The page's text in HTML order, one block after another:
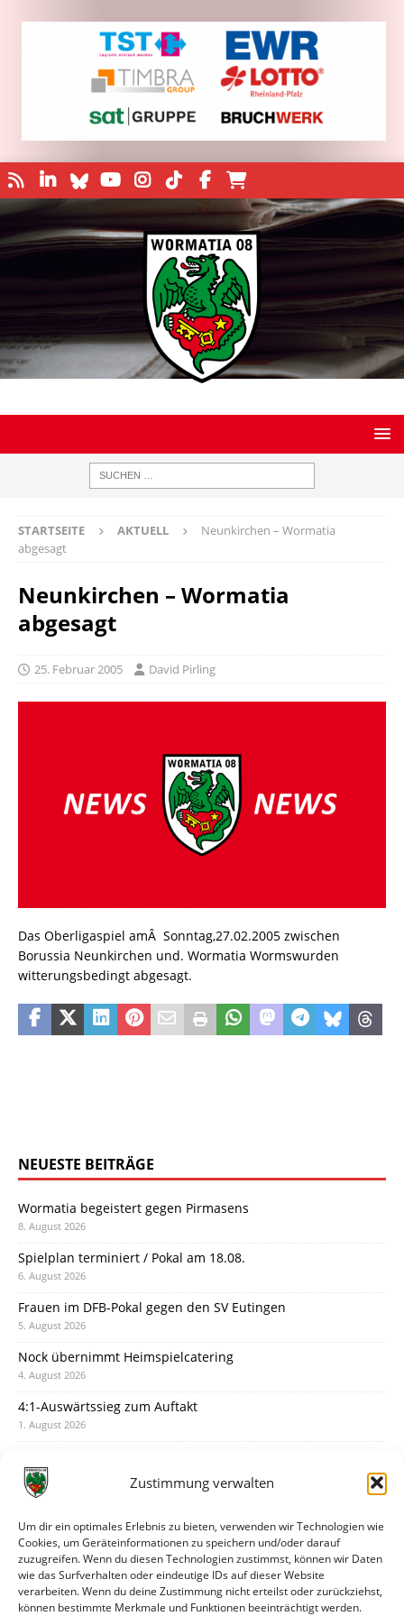
Zustimmung verwalten
Um dir ein optimales Erlebnis zu bieten, verwenden wir Technologien wie
Cookies, um Geräteinformationen zu speichern und/oder darauf
zuzugreifen. Wenn du diesen Technologien zustimmst, können wir Daten
wie das Surfverhalten oder eindeutige IDs auf dieser Website
verarbeiten. Wenn du deine Zustimmung nicht erteilst oder zurückziehst,
können bestimmte Merkmale und Funktionen beeinträchtigt werden.
STARTSEITE AKTUELL
Neunkirchen – Wormatia
abgesagt
Neunkirchen – Wormatia
abgesagt
25. Februar 2005 David Pirling
Das Oberligaspiel amÂ Sonntag,27.02.2005 zwischen
Borussia Neunkirchen und. Wormatia Wormswurden
witterungsbedingt abgesagt.
NEUESTE BEITRÄGE
Wormatia begeistert gegen Pirmasens
8. August 2026
Spielplan terminiert / Pokal am 18.08.
6. August 2026
Frauen im DFB-Pokal gegen den SV Eutingen
5. August 2026
Nock übernimmt Heimspielcatering
4. August 2026
4:1-Auswärtssieg zum Auftakt
1. August 2026
31. Juli 2026
30. Juli 2026
Deine Spielminute: 89+1
28. Juli 2026
Neuer Rückensponsor